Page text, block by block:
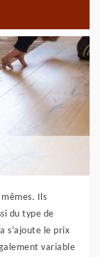
Ils
du type de
s’ajoute le prix
variable